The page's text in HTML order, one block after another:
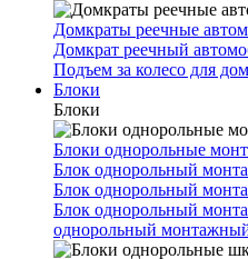
Домкраты реечные
Домкрат реечный
Подъем за колесо для
Блоки
Блоки
Блоки однорольные
Блок однорольный
Блок однорольный
Блок однорольный
однорольный